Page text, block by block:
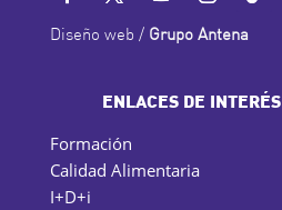
Diseño web / Grupo Antena
ENLACES DE INTERÉS
Formación
Calidad Alimentaria
I+D+i